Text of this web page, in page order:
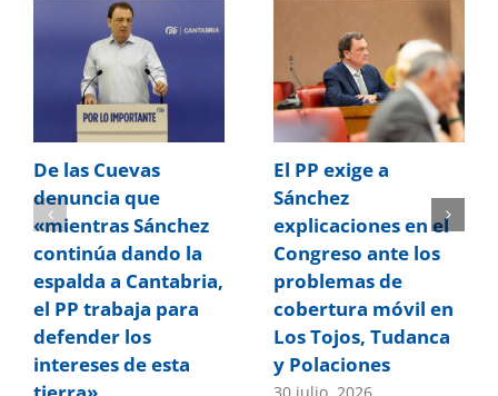
De las Cuevas
denuncia que
«mientras Sánchez
continúa dando la
espalda a Cantabria,
el PP trabaja para
defender los
intereses de esta
El PP exige a
Sánchez
explicaciones en el
Congreso ante los
problemas de
cobertura móvil en
Los Tojos, Tudanca
y Polaciones